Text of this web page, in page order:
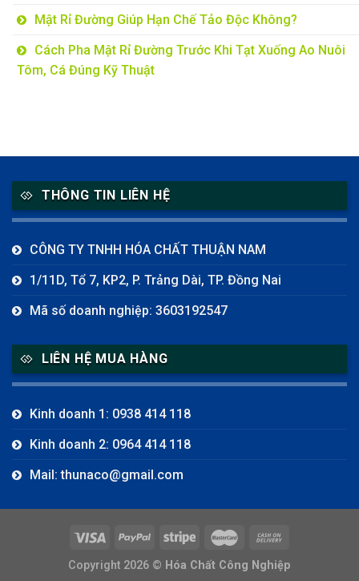
Mật Rỉ Đường Giúp Hạn Chế Tảo Độc Không?
Cách Pha Mật Rỉ Đường Trước Khi Tạt Xuống Ao Nuôi
Tôm, Cá Đúng Kỹ Thuật
THÔNG TIN LIÊN HỆ
CÔNG TY TNHH HÓA CHẤT THUẬN NAM
1/11D, Tổ 7, KP2, P. Trảng Dài, TP. Đồng Nai
Mã số doanh nghiệp: 3603192547
LIÊN HỆ MUA HÀNG
Kinh doanh 1: 0938 414 118
Kinh doanh 2: 0964 414 118
Mail: thunaco@gmail.com
Copyright 2026 © Hóa Chất Công Nghiệp